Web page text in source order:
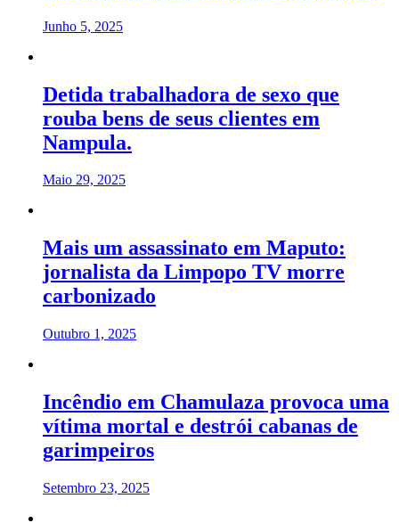
Junho 5, 2025
Detida trabalhadora de sexo que
rouba bens de seus clientes em
Nampula.
Maio 29, 2025
Mais um assassinato em Maputo:
jornalista da Limpopo TV morre
carbonizado
Outubro 1, 2025
Incêndio em Chamulaza provoca uma
vítima mortal e destrói cabanas de
garimpeiros
Setembro 23, 2025